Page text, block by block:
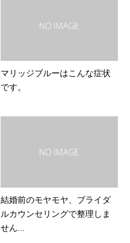
マリッジブルーはこんな症状
です。
結婚前のモヤモヤ、ブライダ
ルカウンセリングで整理しま
せん...